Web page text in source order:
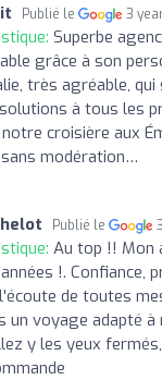
Publié le 3
Superbe
grâce à son
très agréable, qui
à tous les
croisière aux
modération…
Publié le
Au top !! Mon
!. Confiance,
de toutes
un voyage adapté
y les yeux